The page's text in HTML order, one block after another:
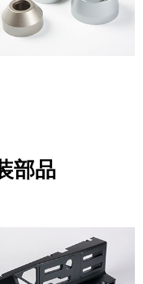
部品